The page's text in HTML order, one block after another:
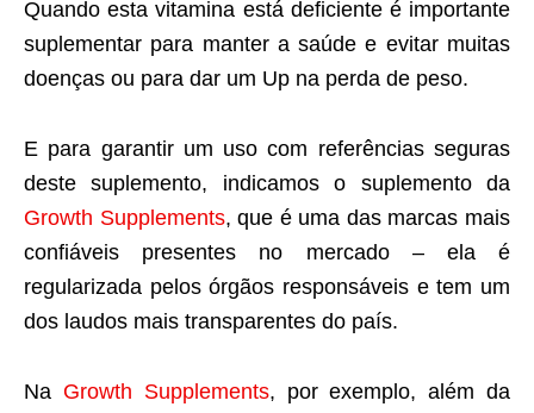
Quando esta vitamina está deficiente é importante
suplementar para manter a saúde e evitar muitas
doenças ou para dar um Up na perda de peso.
E para garantir um uso com referências seguras
deste suplemento, indicamos o suplemento da
Growth Supplements, que é uma das marcas mais
confiáveis presentes no mercado – ela é
regularizada pelos órgãos responsáveis e tem um
dos laudos mais transparentes do país.
Na Growth Supplements, por exemplo, além da